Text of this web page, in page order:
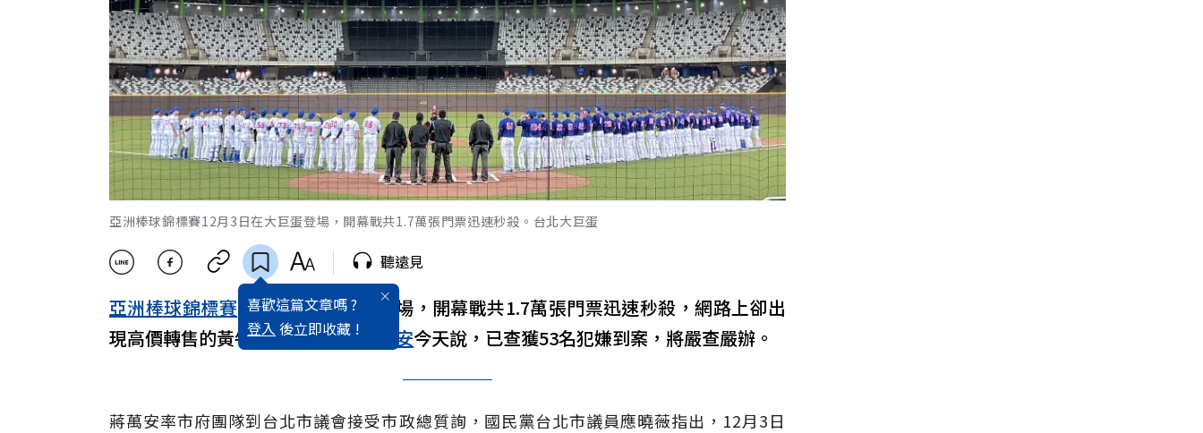
亞洲棒球錦標賽12月3日在大巨蛋登場，開幕戰共1.7萬張門票迅速秒殺。台北大巨蛋
喜歡這篇文章嗎 ?
登入 後立即收藏 !
聽遠見
亞洲棒球錦標賽 12月3日在大巨蛋
登場，開幕戰共1.7萬張門票迅速秒殺，網路上卻出
現高價轉售的黃牛票，台北市長 蔣萬安今天說，已查獲53名犯嫌到案，將嚴查嚴辦。
蔣萬安率市府團隊到台北市議會接受市政總質詢，國民黨台北市議員應曉薇指出，12月3日